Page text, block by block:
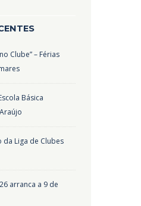
Clube” – Férias
Básica
Liga de Clubes
arranca a 9 de